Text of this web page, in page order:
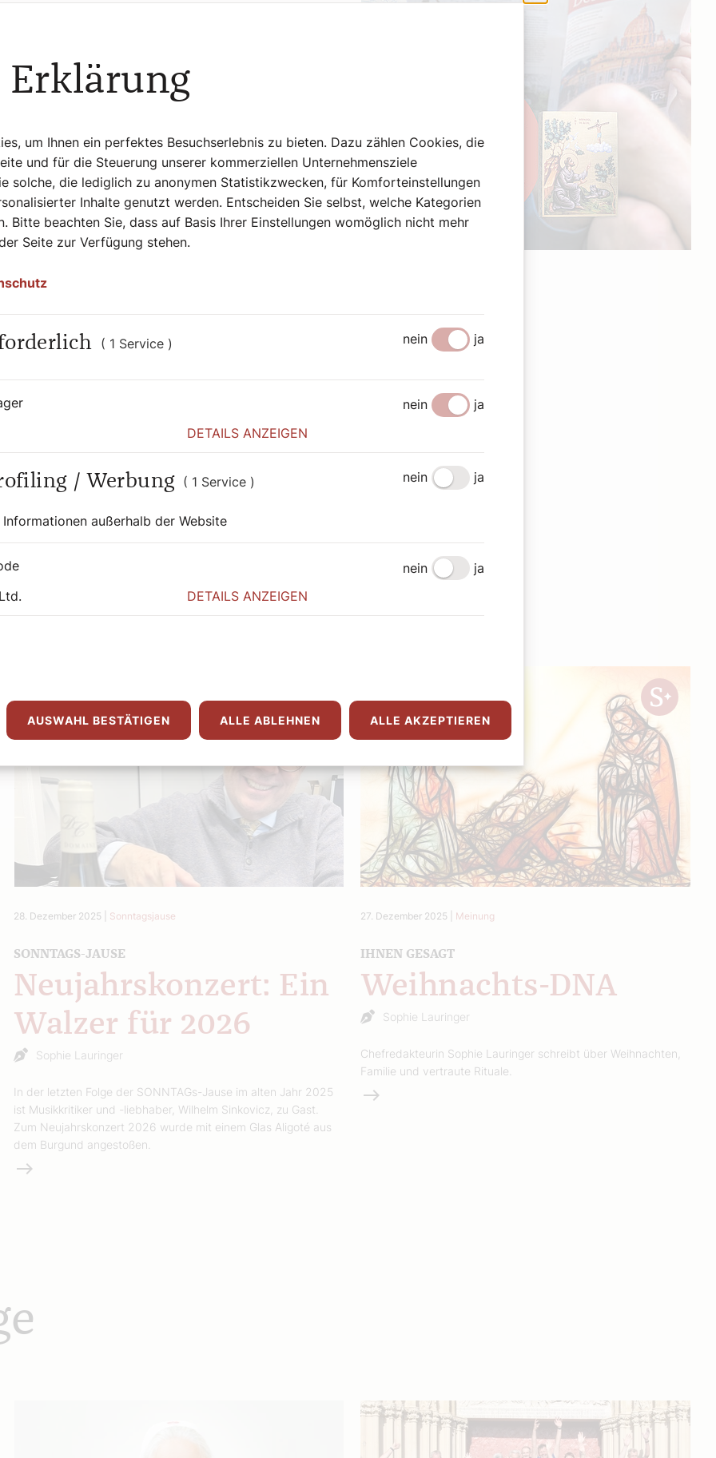
Weltkirche zu gemeinsamen
seinem ersten programmatischen
nach dem Umgang mit der künstlichen
reisen auf den Spuren seines
interessieren
28. Dezember 2025 Sonntagsjause
SONNTAGS-JAUSE
Neujahrskonzert: Ein
Walzer für 2026
Sophie Lauringer
In der letzten Folge der SONNTAGs-Jause im alten Jahr 2025
ist Musikkritiker und -liebhaber, Wilhelm Sinkovicz, zu Gast.
Zum Neujahrskonzert 2026 wurde mit einem Glas Aligoté aus
dem Burgund angestoßen.
Weiterlesen
27. Dezember 2025 Meinung
IHNEN GESAGT
Weihnachts-DNA
Sophie Lauringer
Chefredakteurin Sophie Lauringer schreibt über Weihnachten,
Familie und vertraute Rituale.
Weiterlesen
Erklärung
um Ihnen ein perfektes Besuchserlebnis zu bieten. Dazu zählen Cookies, die
und für die Steuerung unserer kommerziellen Unternehmensziele
solche, die lediglich zu anonymen Statistikzwecken, für Komforteinstellungen
Inhalte genutzt werden. Entscheiden Sie selbst, welche Kategorien
Bitte beachten Sie, dass auf Basis Ihrer Einstellungen womöglich nicht mehr
Seite zur Verfügung stehen.
( 1 Service ) nein ja
nein
ja
DETAILS ANZEIGEN
/ Werbung ( 1 Service )
außerhalb der Website
nein ja
nein
ja
DETAILS ANZEIGEN
AUSWAHL BESTÄTIGEN ALLE ABLEHNEN ALLE AKZEPTIEREN